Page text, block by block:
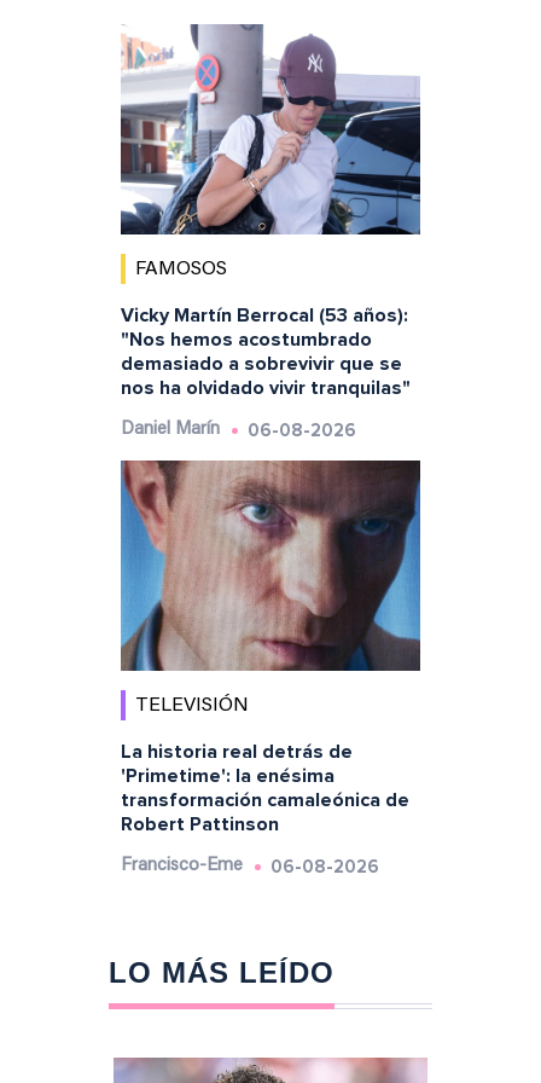
FAMOSOS
Vicky Martín Berrocal (53 años):
"Nos hemos acostumbrado
demasiado a sobrevivir que se
nos ha olvidado vivir tranquilas"
Daniel Marín 06-08-2026
TELEVISIÓN
La historia real detrás de
'Primetime': la enésima
transformación camaleónica de
Robert Pattinson
Francisco-Eme 06-08-2026
LO MÁS LEÍDO